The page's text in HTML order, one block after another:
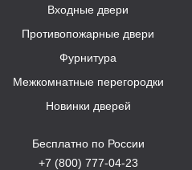
Входные двери
Противопожарные двери
Фурнитура
Межкомнатные перегородки
Новинки дверей
Бесплатно по России
+7 (800) 777-04-23